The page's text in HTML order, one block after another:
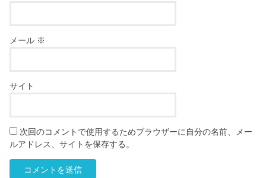
メール ※
サイト
次回のコメントで使用するためブラウザーに自分の名前、メー
ルアドレス、サイトを保存する。